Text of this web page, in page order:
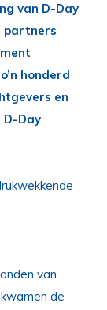
van D-Day
partners
honderd
en
D-Day
van
de